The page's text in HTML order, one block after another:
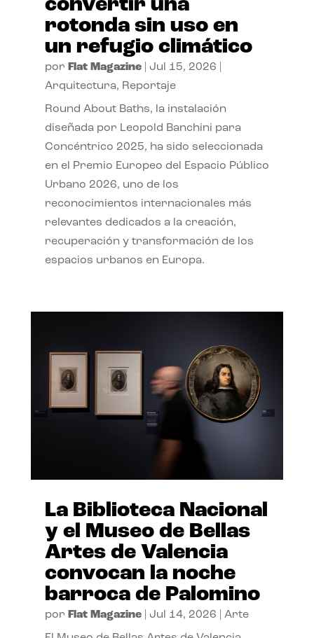
convertir una
rotonda sin uso en
un refugio climático
por Flat Magazine| Jul 15, 2026
Arquitectura, Reportaje
Round About Baths, la instalación
diseñada por Leopold Banchini para
Concéntrico 2025, ha sido seleccionada
en el Premio Europeo del Espacio Público
Urbano 2026, uno de los
reconocimientos internacionales más
relevantes dedicados a la creación,
recuperación y transformación de los
espacios urbanos en Europa.
La Biblioteca Nacional
y el Museo de Bellas
Artes de Valencia
convocan la noche
barroca de Palomino
por Flat Magazine| Jul 14, 2026 Arte